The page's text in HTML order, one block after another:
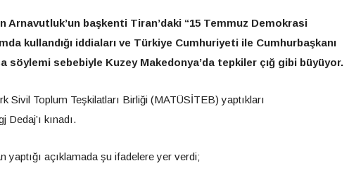
Arnavutluk’un başkenti Tiran’daki “15 Temmuz Demokrasi
kullandığı iddiaları ve Türkiye Cumhuriyeti ile Cumhurbaşkanı
söylemi sebebiyle Kuzey Makedonya’da tepkiler çığ gibi büyüyor.
Toplum Teşkilatları Birliği (MATÜSİTEB) yaptıkları
kınadı.
açıklamada şu ifadelere yer verdi;